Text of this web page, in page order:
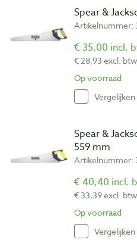
Spear &
Artikelnummer:
€ 35,00 incl.
€ 28,93 excl. btw
Op voorraad
Vergelijken
Spear &
559 mm
Artikelnummer:
€ 40,40 incl.
€ 33,39 excl. btw
Op voorraad
Vergelijken